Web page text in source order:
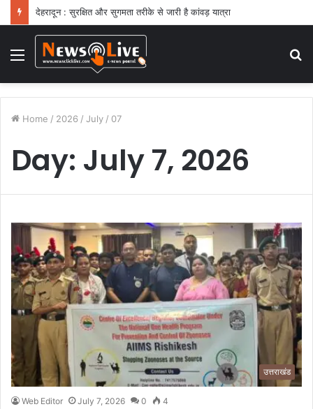
देहरादून : सुरक्षित और सुगमता तरीके से जारी है कांवड़ यात्रा
Menu
Home / 2026 / July / 07
Day: July 7, 2026
उत्तराखंड
Web Editor July 7, 2026 0 4